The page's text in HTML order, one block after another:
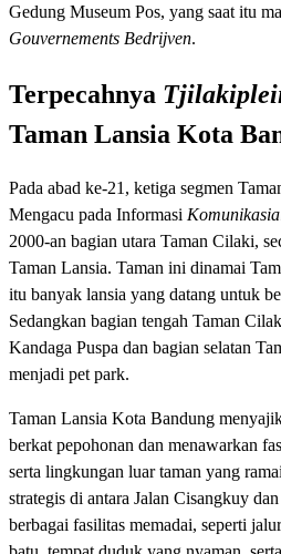
Gedung Museum Pos, yang saat itu
Gouvernements Bedrijven.
Terpecahnya
Taman Lansia Kota
Pada abad ke-21, ketiga segmen
Mengacu pada Informasi
2000-an bagian utara Taman Cilaki,
Taman Lansia. Taman ini dinamai
itu banyak lansia yang datang untuk
Sedangkan bagian tengah Taman
Kandaga Puspa dan bagian selatan
menjadi pet park.
Taman Lansia Kota Bandung
berkat pepohonan dan menawarkan
serta lingkungan luar taman yang
strategis di antara Jalan Cisangkuy
berbagai fasilitas memadai, seperti